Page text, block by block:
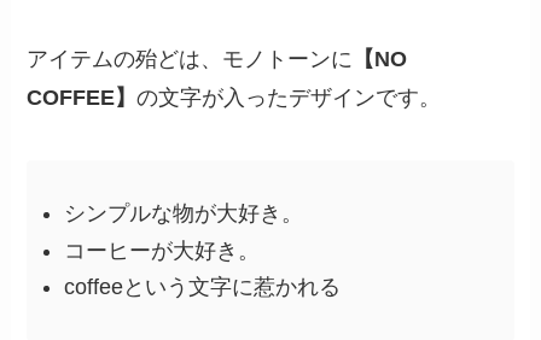
アイテムの殆どは、モノトーンに 【NO
COFFEE】の文字が入ったデザインです。
シンプルな物が大好き。
コーヒーが大好き。
coffeeという文字に惹かれる